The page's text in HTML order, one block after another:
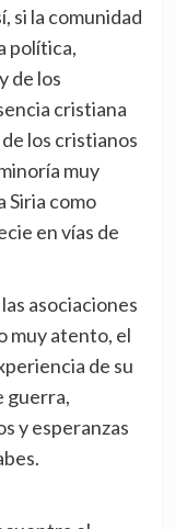
si la comunidad
política,
de los
cristiana
los cristianos
muy
Siria como
en vías de
asociaciones
muy atento, el
de su
guerra,
y esperanzas